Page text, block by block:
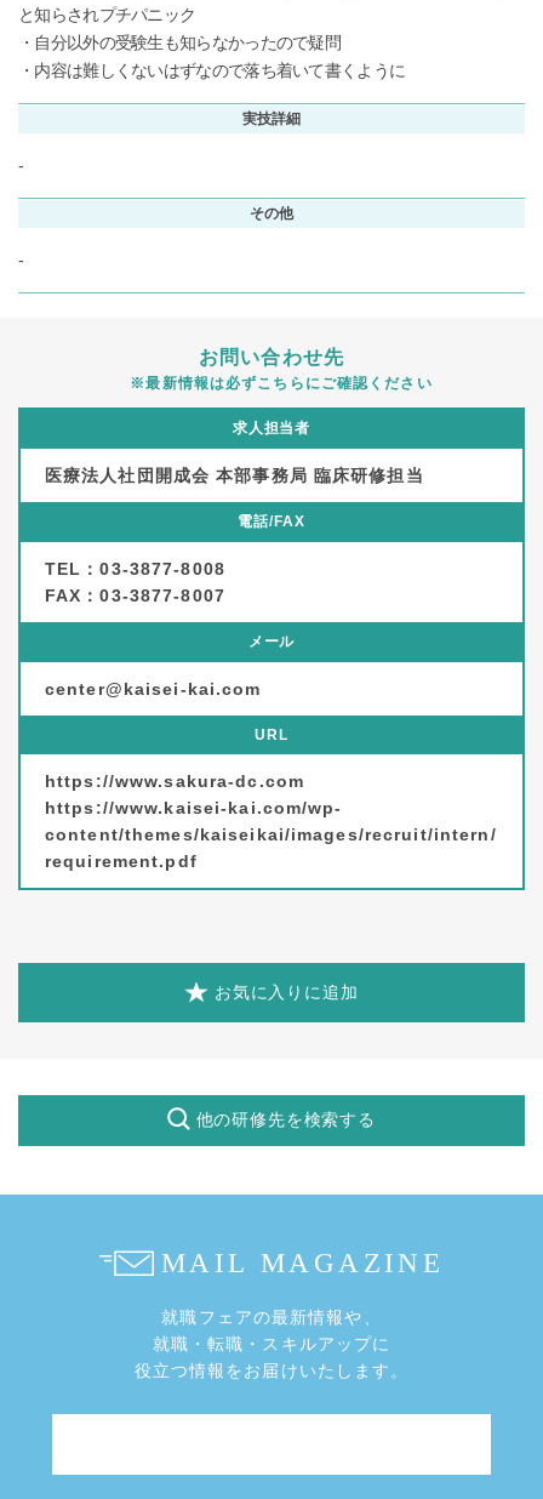
と知らされプチパニック
・自分以外の受験生も知らなかったので疑問
・内容は難しくないはずなので落ち着いて書くように
実技詳細
-
その他
-
お問い合わせ先
※最新情報は必ずこちらにご確認ください
求人担当者
医療法人社団開成会 本部事務局 臨床研修担当
電話/FAX
TEL：03-3877-8008
FAX：03-3877-8007
メール
center@kaisei-kai.com
URL
https://www.sakura-dc.com
https://www.kaisei-kai.com/wp-
content/themes/kaiseikai/images/recruit/intern/
requirement.pdf
お気に入りに追加
他の研修先を検索する
就職フェアの最新情報や、
就職・転職・スキルアップに
役立つ情報をお届けいたします。